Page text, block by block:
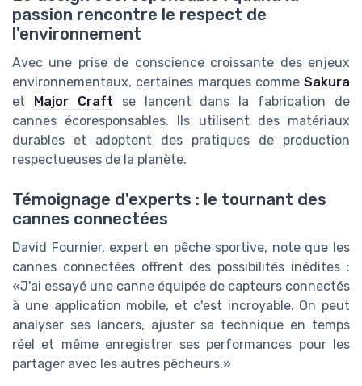
passion rencontre le respect de
l'environnement
Avec une prise de conscience croissante des enjeux
environnementaux, certaines marques comme Sakura
et
Major Craft se lancent dans la fabrication de
cannes écoresponsables. Ils utilisent des matériaux
durables et adoptent des pratiques de production
respectueuses de la planète.
Témoignage d'experts : le tournant des
cannes connectées
David Fournier, expert en pêche sportive, note que les
cannes connectées offrent des possibilités inédites :
«J'ai essayé une canne équipée de capteurs connectés
à une application mobile, et c'est incroyable. On peut
analyser ses lancers, ajuster sa technique en temps
réel et même enregistrer ses performances pour les
partager avec les autres pêcheurs.»